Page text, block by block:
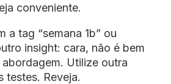
conveniente.
a tag “semana 1b” ou
insight: cara, não é bem
Utilize outra
testes. Reveja.